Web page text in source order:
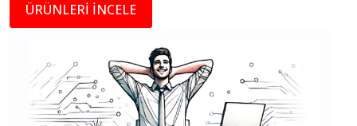
ÜRÜNLERİ İNCELE